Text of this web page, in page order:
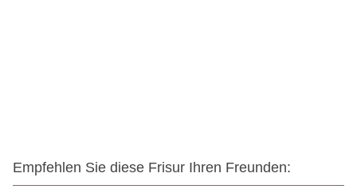
Empfehlen Sie diese Frisur Ihren Freunden: